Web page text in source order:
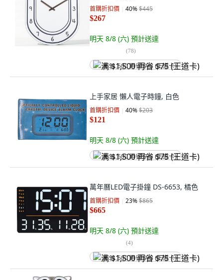
首購折扣價 40%$445
$267
明天 8/8 (六) 預計送達
(78)
满 $1,500 再省 $75 (王道卡)
上手家居 懶人電子時鐘, 白色
首購折扣價 40%$203
$121
明天 8/8 (六) 預計送達
满 $1,500 再省 $75 (王道卡)
萬年曆LED電子掛鐘 DS-6653, 橘色
首購折扣價 23%$865
$665
明天 8/8 (六) 預計送達
(4)
满 $1,500 再省 $75 (王道卡)